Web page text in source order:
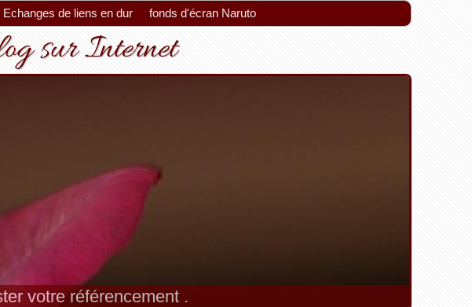
Echanges de liens en dur fonds d'écran Naruto
sur Internet
votre référencement .